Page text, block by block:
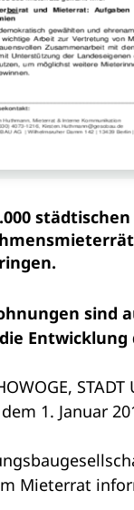
1. Januar
Mieterrat